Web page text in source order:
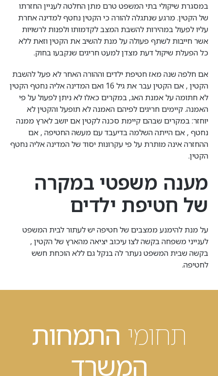
במסגרת שיקולי בתי המשפט טרם מתן החלטה לעניין החזרתו
של הקטין. מרגע שנתגלה להורה כי הקטין נחטף למדינה אחרת
עליו לפעול במהירות להשבת המצב לקדמותו ולפנות לרשויות
אשר חייבות לשתף פעולה על מנת להשיב את הקטין וזאת ללא
כל הפעלת שיקול דעת מצדן למעט חריגים שנקבעו בחוק.
אם חלפה שנה מאז חטיפת ילדים וההורה האחר לא פעל להשבת
הקטין , אם הקטין עבר את גיל 16 ואם המדינה אליה נחטף הקטין
לא חתומה על אמנת האג, במקרים כאלו לא ניתן לפעול על פי
האמנה. קיימים חריגים לפיהם האמנה לא תופעל והקטין לא
יוחזר: במקרים שבהם קיימת סכנה לקטין אם יושב לארץ ממנה
נחטף , אם הייתה השלמה בדיעבד עם מעשה החטיפה , אם
ההחזרה אינה מותרת על פי עקרונות יסוד של המדינה אליה נחטף
הקטין.
מענה משפטי במקרה
של חטיפת ילדים
על מנת להימנע ממצבים של חטיפה יש לעתור לבית המשפט
לענייני משפחה בקשה לצו עיכוב יציאה מהארץ של הקטין ,
בקשה שבית המשפט נעתר לה בנקל גם ללא הוכחת חשש
לחטיפה.
תחומי התמחות
המשרד